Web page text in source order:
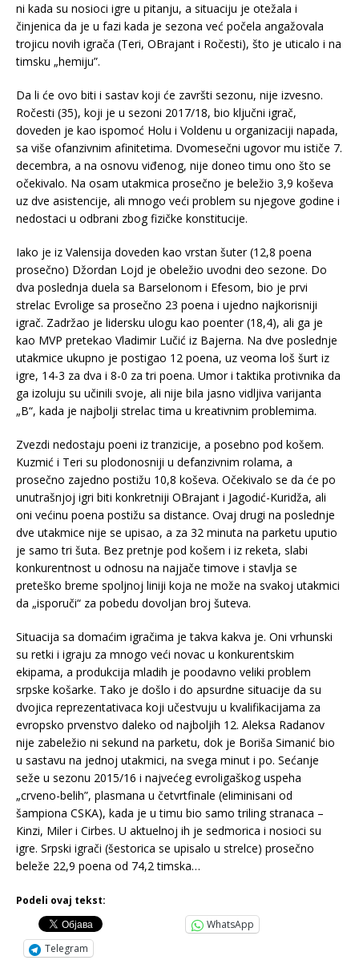
ni kada su nosioci igre u pitanju, a situaciju je otežala i
činjenica da je u fazi kada je sezona već počela angažovala
trojicu novih igrača (Teri, OBrajant i Ročesti), što je uticalo i na
timsku „hemiju”.
Da li će ovo biti i sastav koji će završti sezonu, nije izvesno.
Ročesti (35), koji je u sezoni 2017/18, bio ključni igrač,
doveden je kao ispomoć Holu i Voldenu u organizaciji napada,
sa više ofanzivnim afinitetima. Dvomesečni ugovor mu ističe 7.
decembra, a na osnovu viđenog, nije doneo timu ono što se
očekivalo. Na osam utakmica prosečno je beležio 3,9 koševa
uz dve asistencije, ali mnogo veći problem su njegove godine i
nedostaci u odbrani zbog fizičke konstitucije.
Iako je iz Valensija doveden kao vrstan šuter (12,8 poena
prosečno) Džordan Lojd je obeležio uvodni deo sezone. Do
dva poslednja duela sa Barselonom i Efesom, bio je prvi
strelac Evrolige sa prosečno 23 poena i ujedno najkorisniji
igrač. Zadržao je lidersku ulogu kao poenter (18,4), ali ga je
kao MVP pretekao Vladimir Lučić iz Bajerna. Na dve poslednje
utakmice ukupno je postigao 12 poena, uz veoma loš šurt iz
igre, 14-3 za dva i 8-0 za tri poena. Umor i taktika protivnika da
ga izoluju su učinili svoje, ali nije bila jasno vidljiva varijanta
„B“, kada je najbolji strelac tima u kreativnim problemima.
Zvezdi nedostaju poeni iz tranzicije, a posebno pod košem.
Kuzmić i Teri su plodonosniji u defanzivnim rolama, a
prosečno zajedno postižu 10,8 koševa. Očekivalo se da će po
unutrašnjoj igri biti konkretniji OBrajant i Jagodić-Kuridža, ali
oni većinu poena postižu sa distance. Ovaj drugi na poslednje
dve utakmice nije se upisao, a za 32 minuta na parketu uputio
je samo tri šuta. Bez pretnje pod košem i iz reketa, slabi
konkurentnost u odnosu na najjače timove i stavlja se
preteško breme spoljnoj liniji koja ne može na svakoj utakmici
da „isporuči“ za pobedu dovoljan broj šuteva.
Situacija sa domaćim igračima je takva kakva je. Oni vrhunski
su retki i igraju za mnogo veći novac u konkurentskim
ekipama, a produkcija mladih je poodavno veliki problem
srpske košarke. Tako je došlo i do apsurdne situacije da su
dvojica reprezentativaca koji učestvuju u kvalifikacijama za
evropsko prvenstvo daleko od najboljih 12. Aleksa Radanov
nije zabeležio ni sekund na parketu, dok je Boriša Simanić bio
u sastavu na jednoj utakmici, na svega minut i po. Sećanje
seže u sezonu 2015/16 i najvećeg evroligaškog uspeha
„crveno-belih”, plasmana u četvrtfinale (eliminisani od
šampiona CSKA), kada je u timu bio samo triling stranaca –
Kinzi, Miler i Cirbes. U aktuelnoj ih je sedmorica i nosioci su
igre. Srpski igrači (šestorica se upisalo u strelce) prosečno
beleže 22,9 poena od 74,2 timska…
Podeli ovaj tekst:
WhatsApp
Telegram